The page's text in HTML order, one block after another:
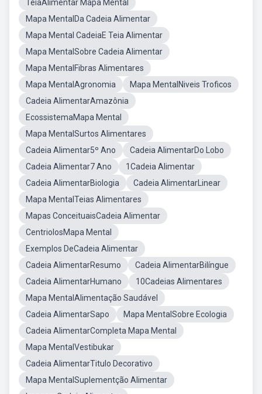
TeiaAlimentar Mapa Mental
Mapa MentalDa Cadeia Alimentar
Mapa Mental CadeiaE Teia Alimentar
Mapa MentalSobre Cadeia Alimentar
Mapa MentalFibras Alimentares
Mapa MentalAgronomia
Mapa MentalNiveis Troficos
Cadeia AlimentarAmazônia
EcossistemaMapa Mental
Mapa MentalSurtos Alimentares
Cadeia Alimentar5º Ano
Cadeia AlimentarDo Lobo
Cadeia Alimentar7 Ano
1Cadeia Alimentar
Cadeia AlimentarBiologia
Cadeia AlimentarLinear
Mapa MentalTeias Alimentares
Mapas ConceituaisCadeia Alimentar
CentriolosMapa Mental
Exemplos DeCadeia Alimentar
Cadeia AlimentarResumo
Cadeia AlimentarBilíngue
Cadeia AlimentarHumano
10Cadeias Alimentares
Mapa MentalAlimentação Saudável
Cadeia AlimentarSapo
Mapa MentalSobre Ecologia
Cadeia AlimentarCompleta Mapa Mental
Mapa MentalVestibukar
Cadeia AlimentarTitulo Decorativo
Mapa MentalSuplementção Alimentar